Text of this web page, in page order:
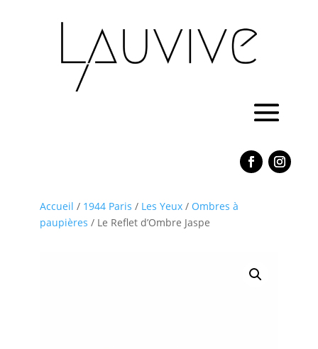
Accueil / 1944 Paris / Les Yeux / Ombres à
paupières / Le Reflet d’Ombre Jaspe